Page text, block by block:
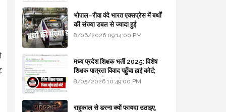
भोपाल–रीवा वंदे भारत एक्सप्रेस में बर्थों
की संख्या डबल से ज्यादा हुई
8/06/2026 09:14:00 PM
मध्य प्रदेश शिक्षक भर्ती 2025: विशेष
शिक्षक पात्रता विवाद पहुँचा हाई कोर्ट;
सरकार से माँगा जवाब
8/05/2026 10:49:00 PM
राहुकाल से डरना क्यों फायदा उठाइए,